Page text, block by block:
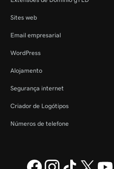
Sites web
Email empresarial
WordPress
Alojamento
Segurança internet
Criador de Logótipos
Números de telefone